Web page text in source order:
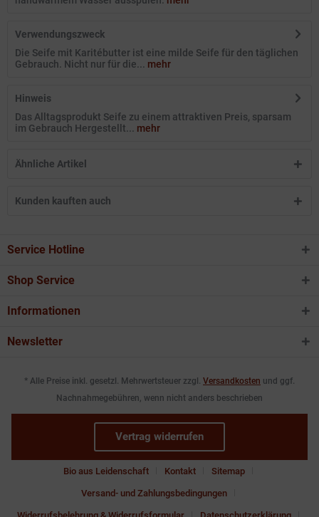
Verwendungszweck
Die Seife mit Karitébutter ist eine milde Seife für den täglichen
Gebrauch. Nicht nur für die... mehr
Hinweis
Das Alltagsprodukt Seife zu einem attraktiven Preis, sparsam
im Gebrauch Hergestellt... mehr
Ähnliche Artikel
Kunden kauften auch
Service Hotline
Shop Service
Informationen
Newsletter
* Alle Preise inkl. gesetzl. Mehrwertsteuer zzgl. Versandkosten und ggf.
Nachnahmegebühren, wenn nicht anders beschrieben
Vertrag widerrufen
Bio aus Leidenschaft Kontakt Sitemap
Versand- und Zahlungsbedingungen